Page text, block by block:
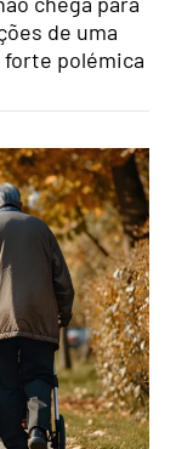
de uma
forte polémica